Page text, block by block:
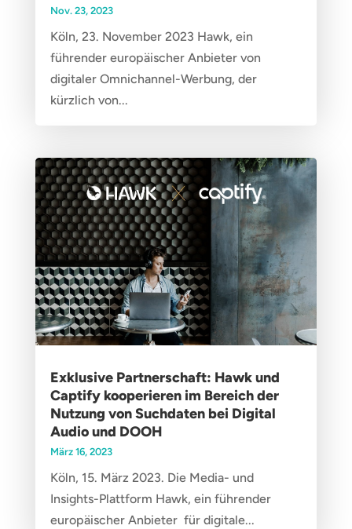
Nov. 23, 2023
Köln, 23. November 2023 Hawk, ein
führender europäischer Anbieter von
digitaler Omnichannel-Werbung, der
kürzlich von...
Exklusive Partnerschaft: Hawk und
Captify kooperieren im Bereich der
Nutzung von Suchdaten bei Digital
Audio und DOOH
März 16, 2023
Köln, 15. März 2023. Die Media- und
Insights-Plattform Hawk, ein führender
europäischer Anbieter für digitale...